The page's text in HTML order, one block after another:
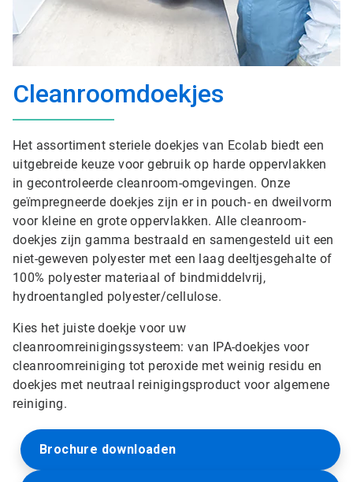
Cleanroomdoekjes
Het assortiment steriele doekjes van Ecolab biedt een
uitgebreide keuze voor gebruik op harde oppervlakken
in gecontroleerde cleanroom-omgevingen. Onze
geïmpregneerde doekjes zijn er in pouch- en dweilvorm
voor kleine en grote oppervlakken. Alle cleanroom-
doekjes zijn gamma bestraald en samengesteld uit een
niet-geweven polyester met een laag deeltjesgehalte of
100% polyester materiaal of bindmiddelvrij,
hydroentangled polyester/cellulose.
Kies het juiste doekje voor uw
cleanroomreinigingssysteem: van IPA-doekjes voor
cleanroomreiniging tot peroxide met weinig residu en
doekjes met neutraal reinigingsproduct voor algemene
reiniging.
Brochure downloaden